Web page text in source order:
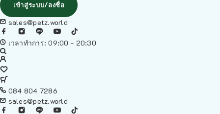
เข้าสู่ระบบ/ลงชื่อ
sales@petz.world
เวลาทำการ: 09:00 - 20:30
084 804 7286
sales@petz.world